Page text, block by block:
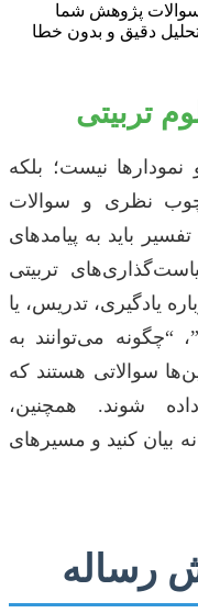
سوالات پژوهش شما
تحلیل دقیق و بدون خطا
تربیتی
نیست؛ بلکه
نظری و سوالات
باید به پیامدهای
تربیتی
یادگیری، تدریس، یا
“چگونه می‌توانند به
سوالاتی هستند که
شوند. همچنین،
بیان کنید و مسیرهای
رساله